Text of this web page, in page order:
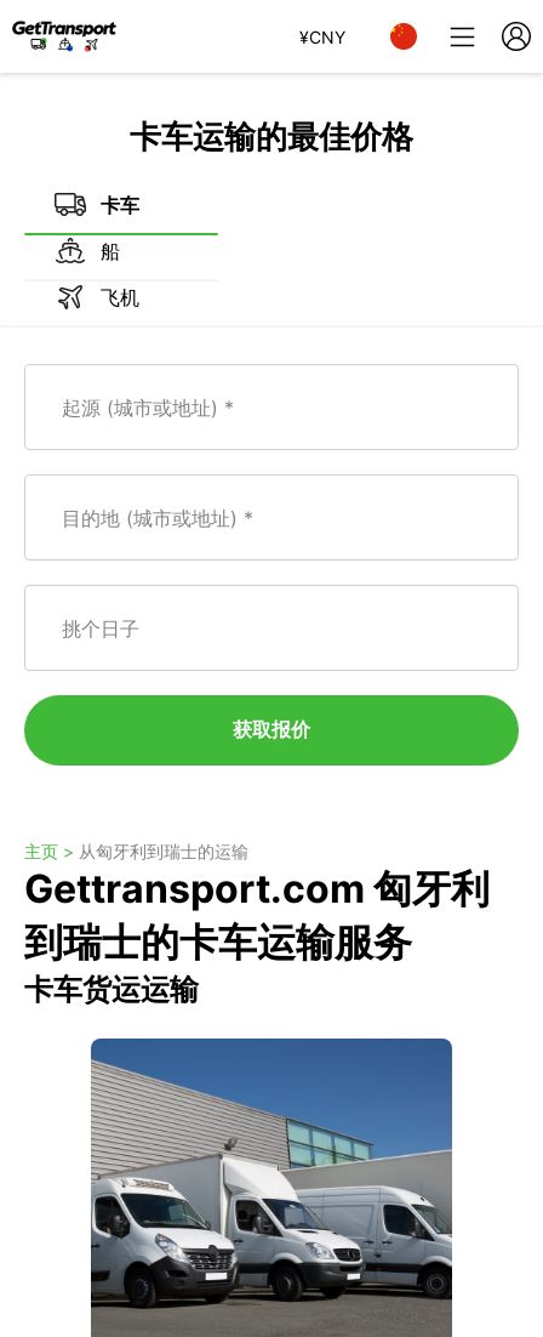
¥CNY
卡车运输的最佳价格
卡车
船
飞机
起源 (城市或地址)
目的地 (城市或地址)
挑个日子
获取报价
主页 > 从匈牙利到瑞士的运输
Gettransport.com 匈牙利
到瑞士的卡车运输服务
卡车货运运输